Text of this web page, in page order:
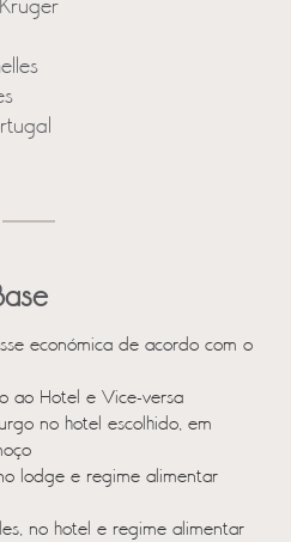
económica de acordo com o
ao Hotel e Vice-versa
no hotel escolhido, em
lodge e regime alimentar
no hotel e regime alimentar